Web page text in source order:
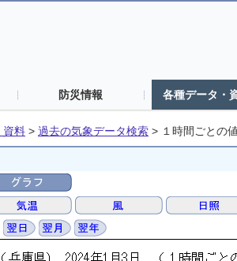
防災情報 各種データ・
資料 > 過去の気象データ検索 > １時間ごとの